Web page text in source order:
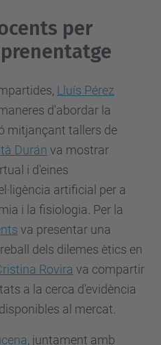
per
Lluís Pérez
d'abordar la
mitjançant tallers de
Durán va mostrar
i d'eines
artificial per a
i la fisiologia. Per la
va presentar una
dels dilemes ètics en
Rovira va compartir
a la cerca d'evidència
al mercat.
, juntament amb